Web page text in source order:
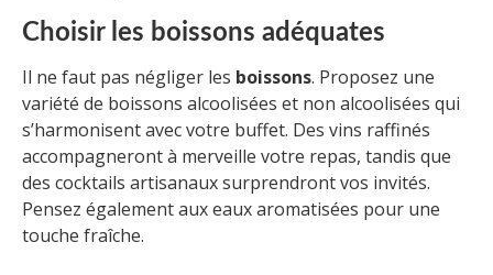
Choisir les boissons adéquates
Il ne faut pas négliger les boissons. Proposez une
variété de boissons alcoolisées et non alcoolisées qui
s’harmonisent avec votre buffet. Des vins raffinés
accompagneront à merveille votre repas, tandis que
des cocktails artisanaux surprendront vos invités.
Pensez également aux eaux aromatisées pour une
touche fraîche.